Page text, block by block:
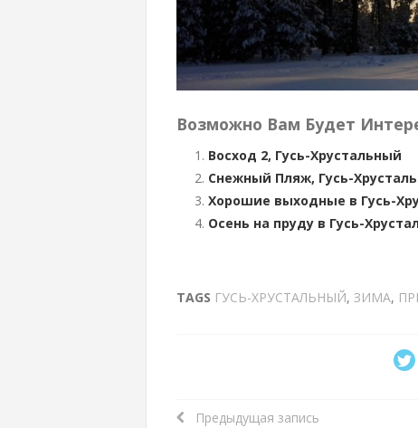
Возможно Вам Будет
Восход 2, Гусь-Хрустальный
Снежный Пляж, Гусь-
Хорошие выходные в Гусь-
Осень на пруду в Гусь-
TAGS ГУСЬ-ХРУСТАЛЬНЫЙ, ЗИМА,
Предыдущая запись